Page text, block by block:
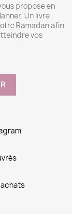
propose en
Un livre
Ramadan afin
vos